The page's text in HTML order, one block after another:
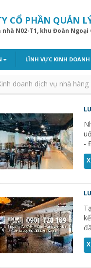
CỔ PHẦN QUẢN
nhà N02-T1, khu Đoàn
LĨNH VỰC KINH DOANH
doanh dịch vụ nhà hàng
-